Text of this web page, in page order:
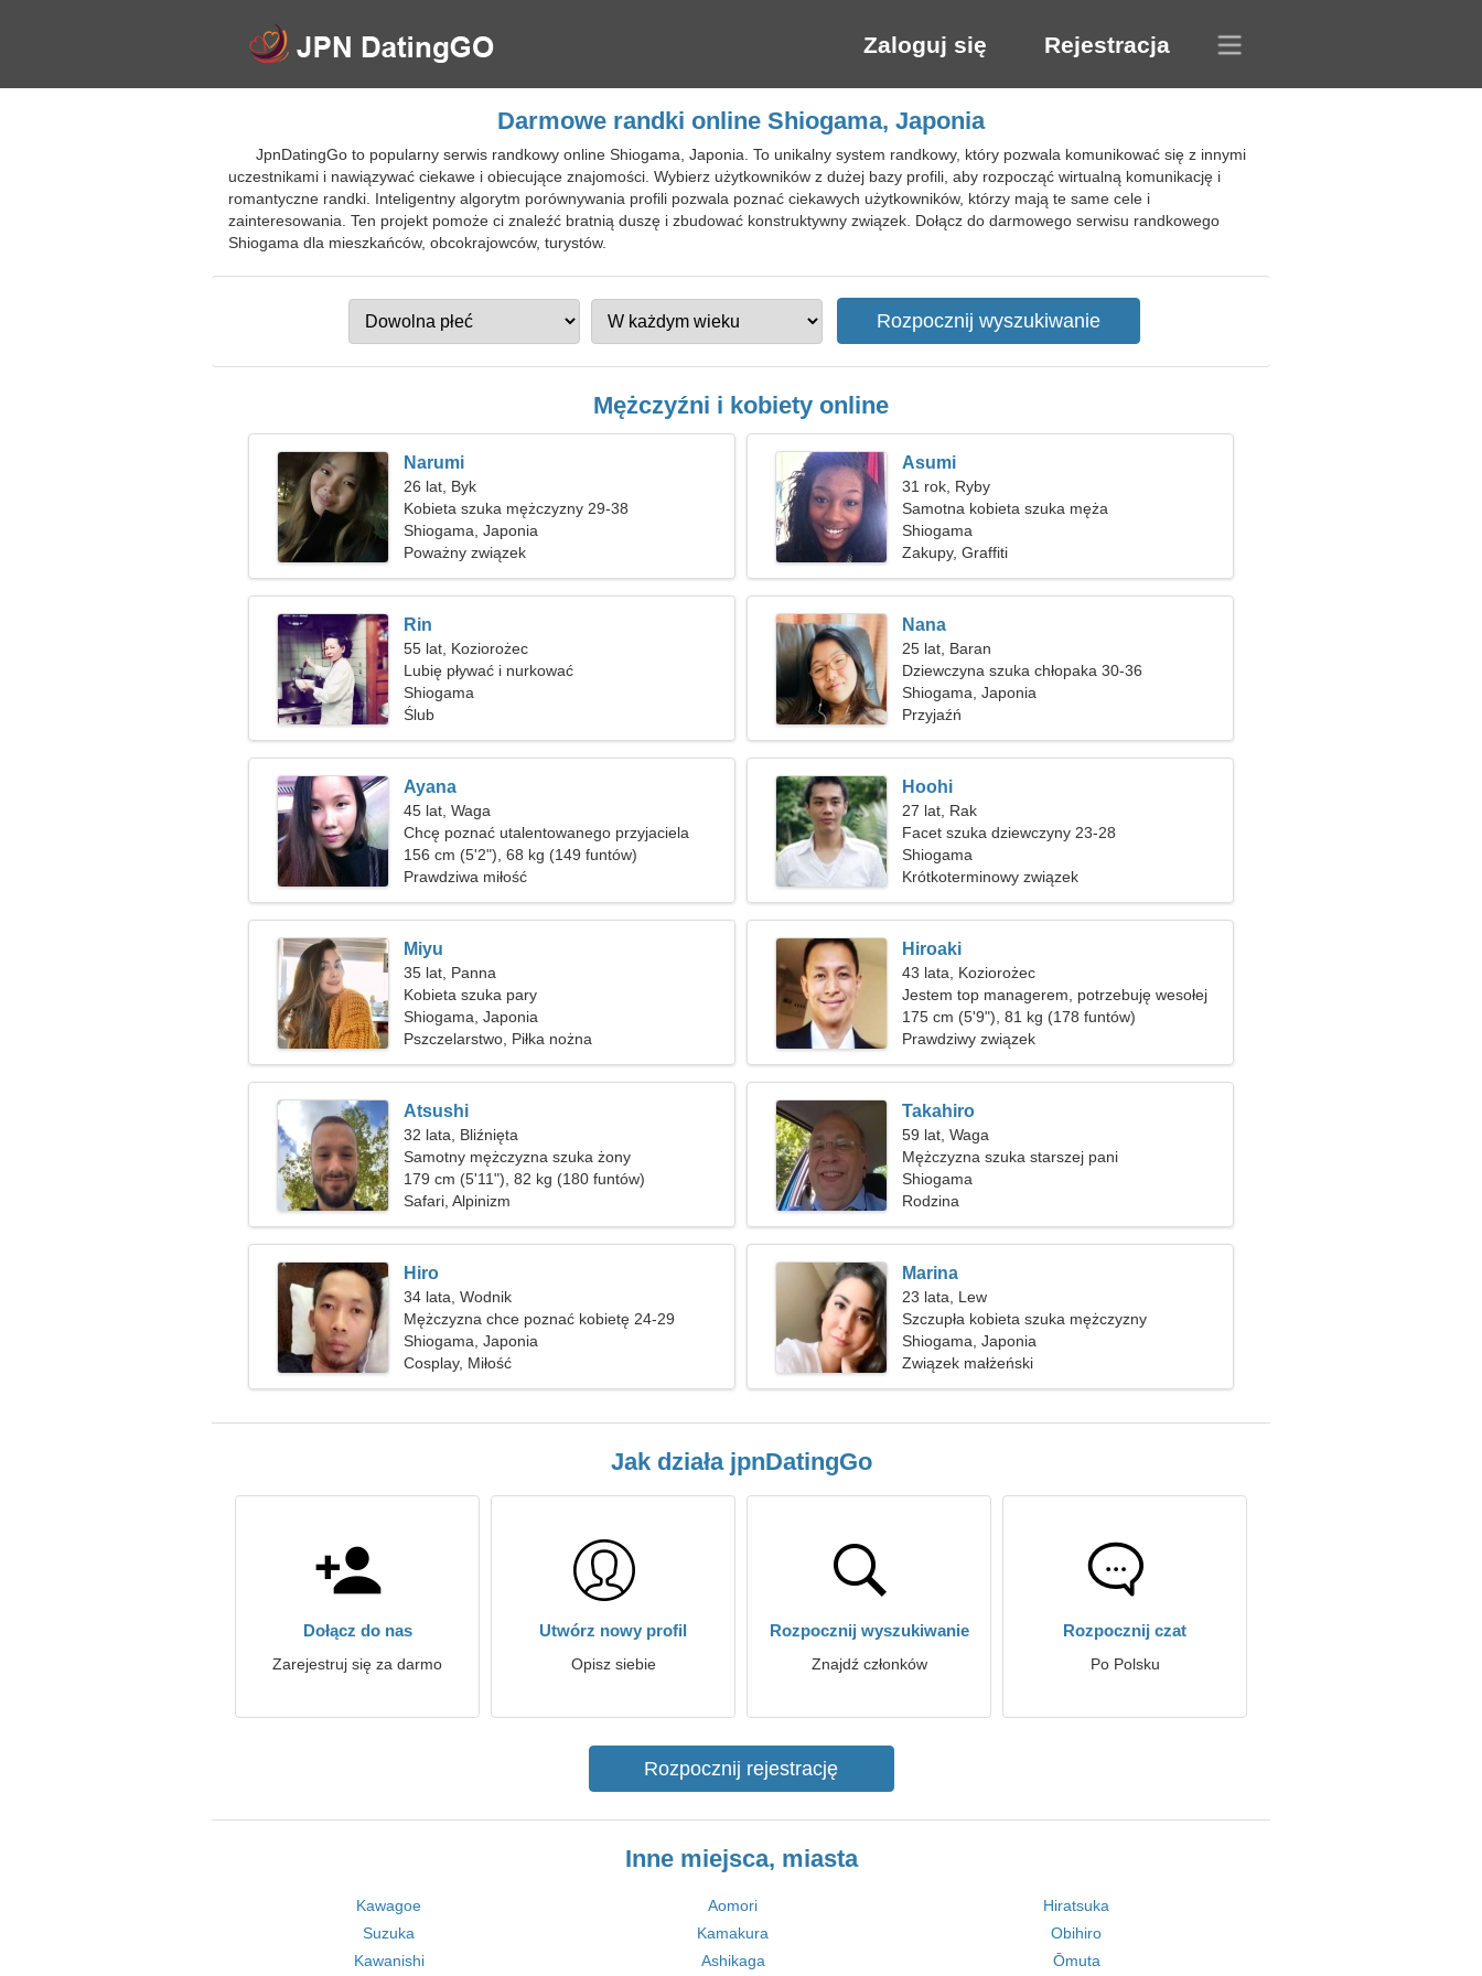
Zaloguj się Rejestracja
Darmowe randki online Shiogama, Japonia
JpnDatingGo to popularny serwis randkowy online Shiogama, Japonia. To unikalny system randkowy, który pozwala komunikować się z innymi
uczestnikami i nawiązywać ciekawe i obiecujące znajomości. Wybierz użytkowników z dużej bazy profili, aby rozpocząć wirtualną komunikację i
romantyczne randki. Inteligentny algorytm porównywania profili pozwala poznać ciekawych użytkowników, którzy mają te same cele i
zainteresowania. Ten projekt pomoże ci znaleźć bratnią duszę i zbudować konstruktywny związek. Dołącz do darmowego serwisu randkowego
Shiogama dla mieszkańców, obcokrajowców, turystów.
Mężczyźni i kobiety online
Narumi
26 lat, Byk
Kobieta szuka mężczyzny 29-38
Shiogama, Japonia
Poważny związek
Asumi
31 rok, Ryby
Samotna kobieta szuka męża
Shiogama
Zakupy, Graffiti
Rin
55 lat, Koziorożec
Lubię pływać i nurkować
Shiogama
Ślub
Nana
25 lat, Baran
Dziewczyna szuka chłopaka 30-36
Shiogama, Japonia
Przyjaźń
Ayana
45 lat, Waga
Chcę poznać utalentowanego przyjaciela
156 cm (5'2"), 68 kg (149 funtów)
Prawdziwa miłość
Hoohi
27 lat, Rak
Facet szuka dziewczyny 23-28
Shiogama
Krótkoterminowy związek
Miyu
35 lat, Panna
Kobieta szuka pary
Shiogama, Japonia
Pszczelarstwo, Piłka nożna
Hiroaki
43 lata, Koziorożec
Jestem top managerem, potrzebuję wesołej
kobiety
175 cm (5'9"), 81 kg (178 funtów)
Prawdziwy związek
Atsushi
32 lata, Bliźnięta
Samotny mężczyzna szuka żony
179 cm (5'11"), 82 kg (180 funtów)
Safari, Alpinizm
Takahiro
59 lat, Waga
Mężczyzna szuka starszej pani
Shiogama
Rodzina
Hiro
34 lata, Wodnik
Mężczyzna chce poznać kobietę 24-29
Shiogama, Japonia
Cosplay, Miłość
Marina
23 lata, Lew
Szczupła kobieta szuka mężczyzny
Shiogama, Japonia
Związek małżeński
Jak działa jpnDatingGo
Dołącz do nas
Zarejestruj się za darmo
Utwórz nowy profil
Opisz siebie
Rozpocznij wyszukiwanie
Znajdź członków
Rozpocznij czat
Po Polsku
Rozpocznij rejestrację
Inne miejsca, miasta
Kawagoe Aomori
Hiratsuka
Suzuka
Kamakura
Obihiro
Kawanishi
Ashikaga Ōmuta